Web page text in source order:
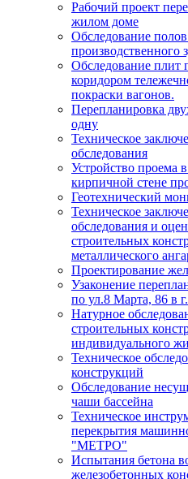
Рабочий проект
жилом доме
Обследование
производственного
Обследование плит
коридором
покраски вагонов.
Перепланировка
одну
Техническое
обследования
Устройство проема
кирпичной стене
Геотехнический
Техническое
обследования и
строительных
металлического
Проектирование
Узаконение
по ул.8 Марта, 86 в
Натурное
строительных
индивидуального
Техническое
конструкций
Обследование
чаши бассейна
Техническое
перекрытия
"МЕТРО"
Испытания бетона
железобетонных